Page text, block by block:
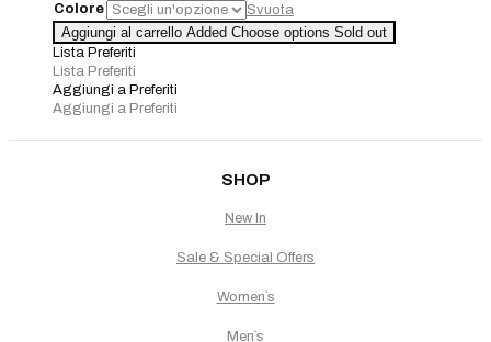
originale
era:
€180,00.
attuale
è:
€144,00.
Colore
Svuota
Pantalone
Classe
Di
Valentina
BLU
Aggiungi al carrello Added Choose options Sold out
Lista Preferiti
Lista Preferiti
Aggiungi a Preferiti
Aggiungi a Preferiti
SHOP
New In
Sale & Special Offers
Women`s
Men`s